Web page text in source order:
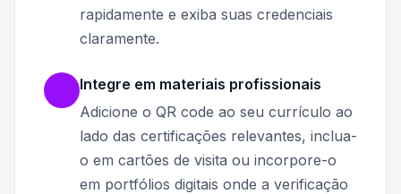
rapidamente e exiba suas credenciais
claramente.
Integre em materiais profissionais
Adicione o QR code ao seu currículo ao
lado das certificações relevantes, inclua-
o em cartões de visita ou incorpore-o
em portfólios digitais onde a verificação